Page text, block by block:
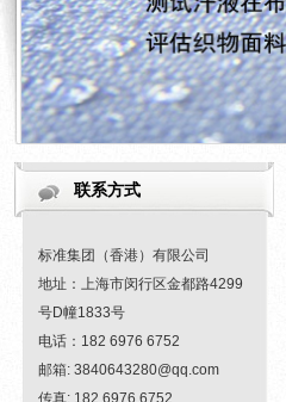
联系方式
标准集团（香港）有限公司
地址：上海市闵行区金都路4299
号D幢1833号
电话：182 6976 6752
邮箱: 3840643280@qq.com
传真: 182 6976 6752